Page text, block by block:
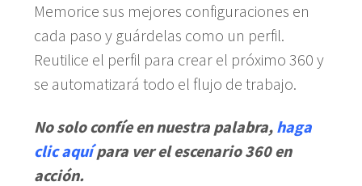
Memorice sus mejores configuraciones en
cada paso y guárdelas como un perfil.
Reutilice el perfil para crear el próximo 360 y
se automatizará todo el flujo de trabajo.
No solo confíe en nuestra palabra, haga
clic aquípara ver el escenario 360 en
acción.